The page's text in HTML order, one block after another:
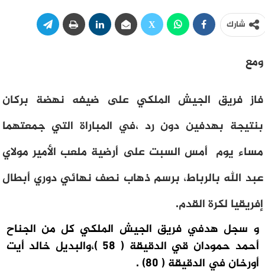
شارك
ومع
فاز فريق الجيش الملكي على ضيفه نهضة بركان
بنتيجة بهدفين دون رد ،في المباراة التي جمعتهما
مساء يوم أمس السبت على أرضية ملعب الأمير مولاي
عبد الله بالرباط، برسم ذهاب نصف نهائي دوري أبطال
إفريقيا لكرة القدم.
و سجل هدفي فريق الجيش الملكي كل من الجناح
أحمد حمودان قي الدقيقة ( 58 )،والبديل خالد أيت
أورخان في الدقيقة ( 80) .